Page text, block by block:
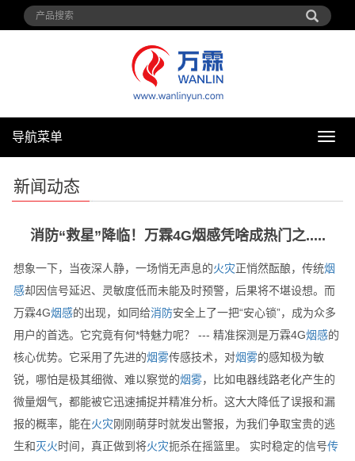
导
导航菜单
新闻动态
消防“救星”降临！万霖4G烟感凭啥成热门之.....
想象一下，当夜深人静，一场悄无声息的火灾正悄然酝酿，传统烟
感却因信号延迟、灵敏度低而未能及时预警，后果将不堪设想。而
万霖4G烟感的出现，如同给消防安全上了一把“安心锁”，成为众多
用户的首选。它究竟有何*特魅力呢？ --- 精准探测是万霖4G烟感的
核心优势。它采用了先进的烟雾传感技术，对烟雾的感知极为敏
锐，哪怕是极其细微、难以察觉的烟雾，比如电器线路老化产生的
微量烟气，都能被它迅速捕捉并精准分析。这大大降低了误报和漏
报的概率，能在火灾刚刚萌芽时就发出警报，为我们争取宝贵的逃
生和灭火时间，真正做到将火灾扼杀在摇篮里。 实时稳定的信号传